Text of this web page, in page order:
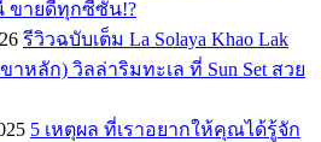
ขายดีทุกซีซัน!?
รีวิวฉบับเต็ม La Solaya Khao Lak
าหลัก) วิลล่าริมทะเล ที่ Sun Set สวย
5 เหตุผล ที่เราอยากให้คุณได้รู้จัก